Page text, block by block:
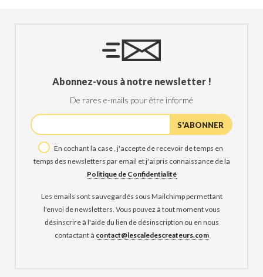
Abonnez-vous à notre newsletter !
De rares e-mails pour être informé
En cochant la case , j'accepte de recevoir de temps en
temps des newsletters par email et j'ai pris connaissance de la
Politique de Confidentialité
Les emails sont sauvegardés sous Mailchimp permettant
l'envoi de newsletters. Vous pouvez à tout moment vous
désinscrire à l'aide du lien de désinscription ou en nous
contactant à contact@lescaledescreateurs.com